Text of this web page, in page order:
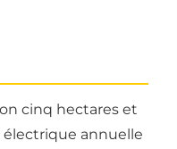
cinq hectares et
électrique annuelle